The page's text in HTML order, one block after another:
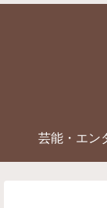
芸能・エン